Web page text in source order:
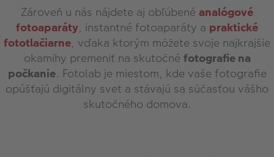
Zároveň u nás nájdete aj obľúbené analógové
fotoaparáty, instantné fotoaparáty a praktické
fototlačiarne, vďaka ktorým môžete svoje najkrajšie
okamihy premeniť na skutočné fotografie na
počkanie. Fotolab je miestom, kde vaše fotografie
opúšťajú digitálny svet a stávajú sa súčasťou vášho
skutočného domova.